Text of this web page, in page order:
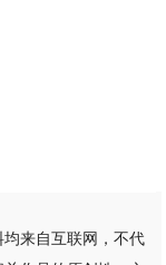
来自互联网，不代